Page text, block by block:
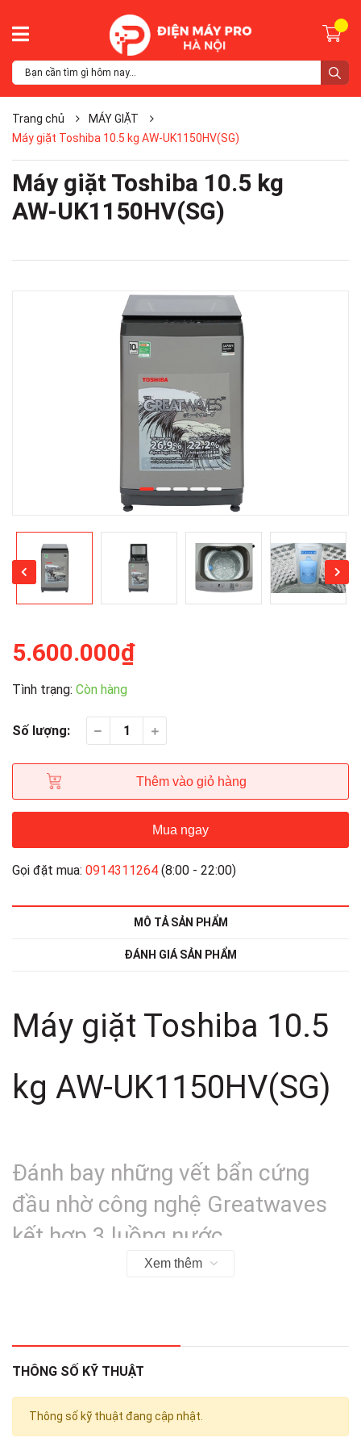
Trang chủ
MÁY GIẶT
Máy giặt Toshiba 10.5 kg AW-UK1150HV(SG)
Máy giặt Toshiba 10.5 kg
AW-UK1150HV(SG)
5.600.000₫
Tình trạng: Còn hàng
Số lượng:
Thêm vào giỏ hàng
Mua ngay
Gọi đặt mua: 0914311264 (8:00 - 22:00)
MÔ TẢ SẢN PHẨM
ĐÁNH GIÁ SẢN PHẨM
Máy giặt Toshiba 10.5
kg AW-UK1150HV(SG)
Đánh bay những vết bẩn cứng
đầu nhờ công nghệ Greatwaves
kết hợp 3 luồng nước
Hệ thống 3 thác nước trên chiếcmáy giặt lồng đứng
đồ giặt và chống xoắn rối.
bẩn và bọt xà phòng.
Xem thêm
THÔNG SỐ KỸ THUẬT
Thông số kỹ thuật đang cập nhật.